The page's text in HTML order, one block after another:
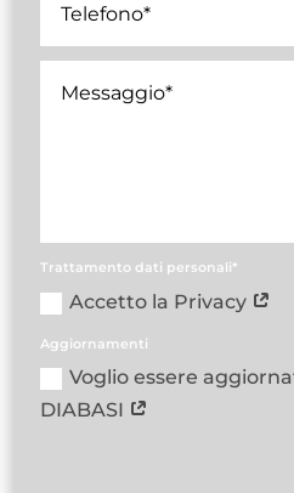
Trattamento dati personali*
Accetto la Privacy
Aggiornamenti
Voglio essere
DIABASI